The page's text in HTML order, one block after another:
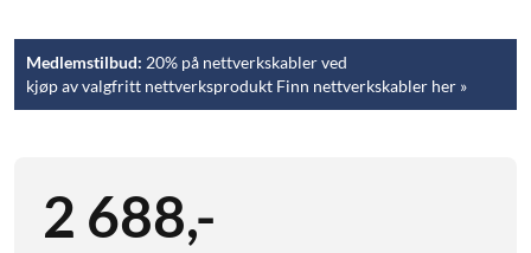
Medlemstilbud: 20% på nettverkskabler ved
kjøp av valgfritt nettverksprodukt Finn nettverkskabler her »
2 688,-